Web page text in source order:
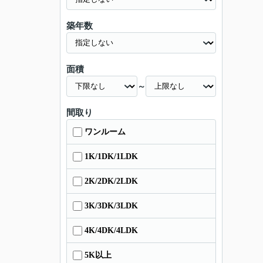
築年数
面積
～
間取り
ワンルーム
1K/1DK/1LDK
2K/2DK/2LDK
3K/3DK/3LDK
4K/4DK/4LDK
5K以上